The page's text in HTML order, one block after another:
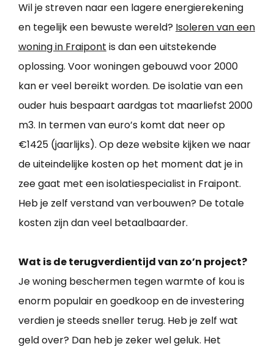
Wil je streven naar een lagere energierekening
en tegelijk een bewuste wereld? Isoleren van een
woning in Fraipont is dan een uitstekende
oplossing. Voor woningen gebouwd voor 2000
kan er veel bereikt worden. De isolatie van een
ouder huis bespaart aardgas tot maarliefst 2000
m3. In termen van euro’s komt dat neer op
€1425 (jaarlijks). Op deze website kijken we naar
de uiteindelijke kosten op het moment dat je in
zee gaat met een isolatiespecialist in Fraipont.
Heb je zelf verstand van verbouwen? De totale
kosten zijn dan veel betaalbaarder.
Wat is de terugverdientijd van zo’n project?
Je woning beschermen tegen warmte of kou is
enorm populair en goedkoop en de investering
verdien je steeds sneller terug. Heb je zelf wat
geld over? Dan heb je zeker wel geluk. Het